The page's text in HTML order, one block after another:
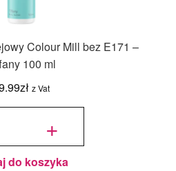
Colour Mill bez E171 –
100 ml
zł z Vat
+
do koszyka